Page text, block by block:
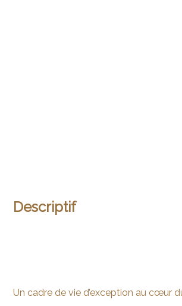
Descriptif
Un cadre de vie d’exception au cœur